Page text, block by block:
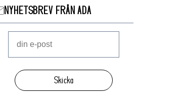
NYHETSBREV FRÅN ADA
Skicka